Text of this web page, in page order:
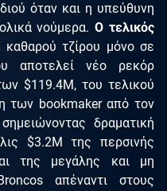
όταν και η υπεύθυνη
νούμερα.Ο τελικός
καθαρού τζίρου μόνο σε
αποτελεί νέο ρεκόρ
$119.4Μ, του τελικού
των bookmaker από τον
σημειώνοντας δραματική
$3.2M της περσινής
της μεγάλης και μη
απέναντι στους